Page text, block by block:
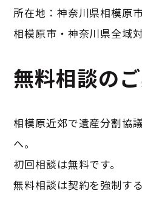
所在地：神奈川県相模原
相模原市・神奈川県全域
無料相談の
相模原近郊で遺産分割協
へ。
初回相談は無料です。
無料相談は契約を強制す